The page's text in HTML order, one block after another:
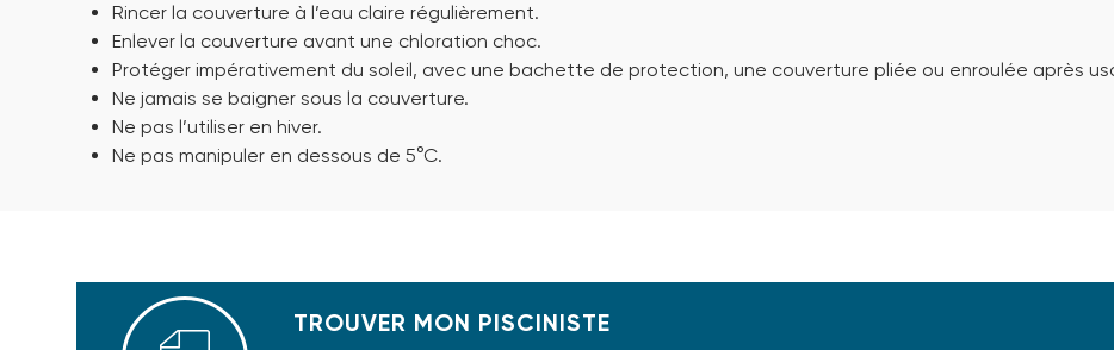
Rincer la couverture à l’eau claire régulièrement.
Enlever la couverture avant une chloration choc.
Protéger impérativement du soleil, avec une bachette de protection, une couverture pliée ou enroulée après
Ne jamais se baigner sous la couverture.
Ne pas l’utiliser en hiver.
Ne pas manipuler en dessous de 5°C.
TROUVER MON PISCINISTE